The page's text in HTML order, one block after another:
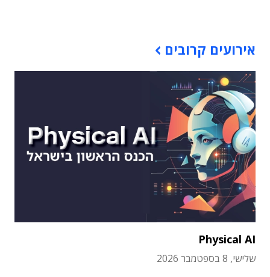
אירועים קרובים
Physical AI
שלישי, 8 בספטמבר 2026